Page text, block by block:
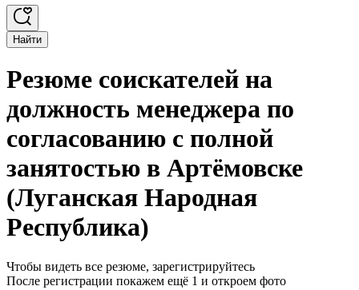
Найти
Резюме соискателей на
должность менеджера по
согласованию с полной
занятостью в Артёмовске
(Луганская Народная
Республика)
Чтобы видеть все резюме, зарегистрируйтесь
После регистрации покажем ещё 1 и откроем фото